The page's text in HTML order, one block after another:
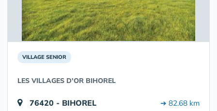
VILLAGE SENIOR
LES VILLAGES D'OR BIHOREL
76420 - BIHOREL ➔ 82.68 km